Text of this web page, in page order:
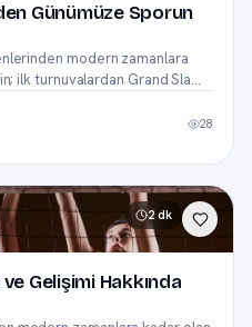
Günümüze Sporun
modern zamanlara
ilk turnuvalardan Grand Slam
28
2 dk
Gelişimi Hakkında